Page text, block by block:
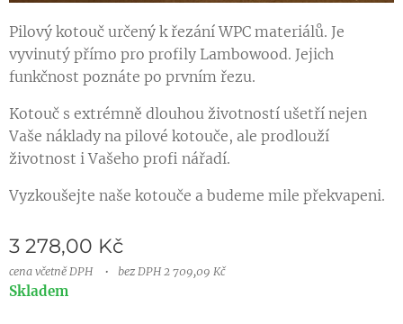
Pilový kotouč určený k řezání WPC materiálů. Je
vyvinutý přímo pro profily Lambowood. Jejich
funkčnost poznáte po prvním řezu.
Kotouč s extrémně dlouhou životností ušetří nejen
Vaše náklady na pilové kotouče, ale prodlouží
životnost i Vašeho profi nářadí.
Vyzkoušejte naše kotouče a budeme mile překvapeni.
3 278,00 Kč
cena včetně DPH bez DPH 2 709,09 Kč
Skladem